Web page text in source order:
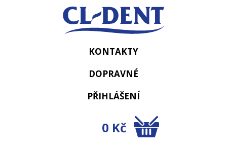
KONTAKTY
DOPRAVNÉ
PŘIHLÁŠENÍ
0 Kč